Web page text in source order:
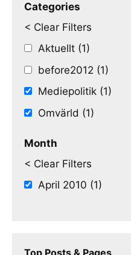
Categories
< Clear Filters
Aktuellt (1)
before2012 (1)
Mediepolitik (1)
Omvärld (1)
Month
< Clear Filters
April 2010 (1)
Top Posts & Pages